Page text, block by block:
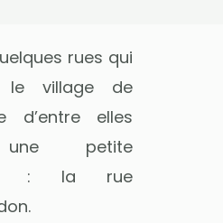
rues qui
le village de
d’entre elles
petite
: la rue